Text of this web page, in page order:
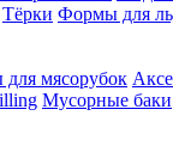
Тёрки Формы для
для мясорубок
Мусорные баки